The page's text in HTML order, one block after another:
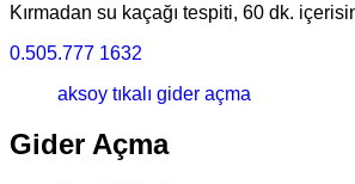
Kırmadan su kaçağı tespiti, 60 dk.
0.505.777 1632
aksoy tıkalı gider açma
Gider Açma